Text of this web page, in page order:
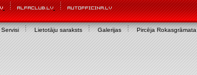
Servisi Lietotāju saraksts Galerijas Pircēja Rokasgrāmata